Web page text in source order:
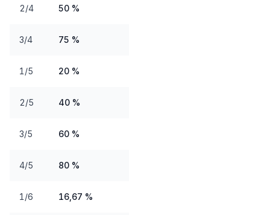
2/4 50 %
3/4 75 %
1/5 20 %
2/5 40 %
3/5 60 %
4/5 80 %
1/6 16,67 %